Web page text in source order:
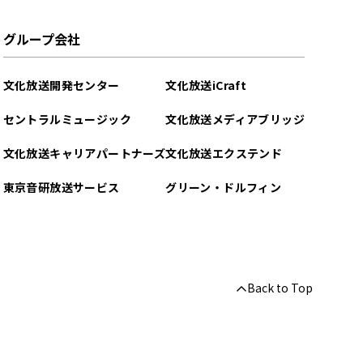
グループ会社
文化放送開発センター
セントラルミュージック
文化放送キャリアパートナーズ
東京音研放送サービス
文化放送iCraft
文化放送メディアブリッジ
文化放送エクステンド
グリーン・ドルフィン
Back to Top